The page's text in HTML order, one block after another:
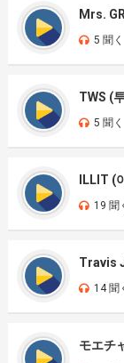
Mrs.
5 聞く
TWS (
5 聞く
ILLIT (
19 聞
Travis
14 聞